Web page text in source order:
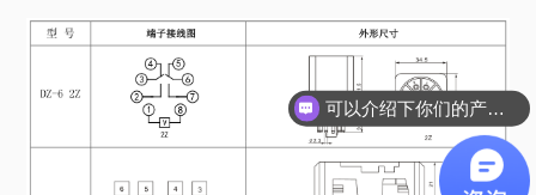
可以介绍下你们的产品么？